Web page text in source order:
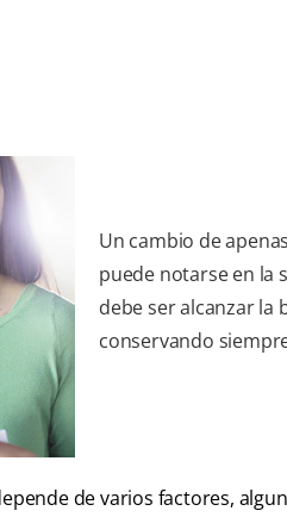
Un cambio de
puede notarse en la
debe ser alcanzar la
conservando
de varios factores,